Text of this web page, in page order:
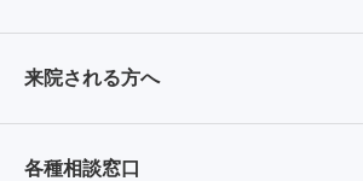
来院される方へ
各種相談窓口